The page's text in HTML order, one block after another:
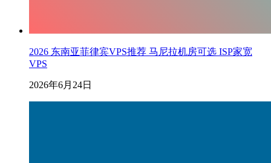
2026 东南亚菲律宾VPS推荐 马尼拉机房可选 ISP家宽
VPS
2026年6月24日